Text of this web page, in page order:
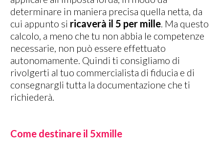
determinare in maniera precisa quella netta, da
cui appunto si ricaverà il 5 per mille . Ma questo
calcolo, a meno che tu non abbia le competenze
necessarie, non può essere effettuato
autonomamente. Quindi ti consigliamo di
rivolgerti al tuo commercialista di fiducia e di
consegnargli tutta la documentazione che ti
richiederà.
Come destinare il 5xmille